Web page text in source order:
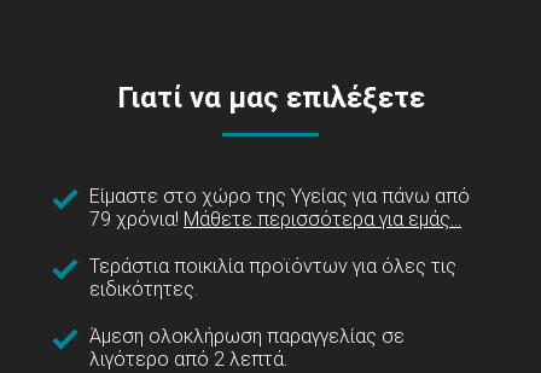
Γιατί να μας επιλέξετε
Είμαστε στο χώρο της Υγείας για πάνω από
79 χρόνια! Μάθετε περισσότερα για εμάς...
Τεράστια ποικιλία προϊόντων για όλες τις
ειδικότητες.
Άμεση ολοκλήρωση παραγγελίας σε
λιγότερο από 2 λεπτά.